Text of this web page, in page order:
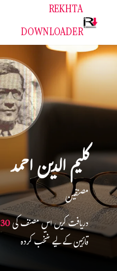
REKHTA
DOWNLOADER
کلیم الدین احمد
مصنفین
دریافت کریں اس مصنف کی30
قارئین کے لیے منتخب کردہ